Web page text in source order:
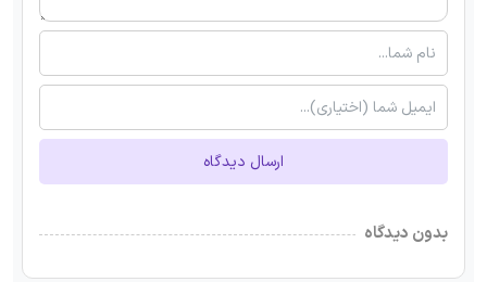
ارسال دیدگاه
بدون دیدگاه